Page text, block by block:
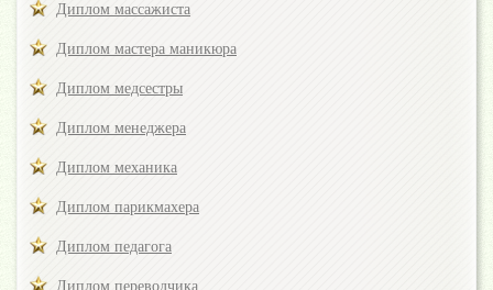
Диплом массажиста
Диплом мастера маникюра
Диплом медсестры
Диплом менеджера
Диплом механика
Диплом парикмахера
Диплом педагога
Диплом переводчика